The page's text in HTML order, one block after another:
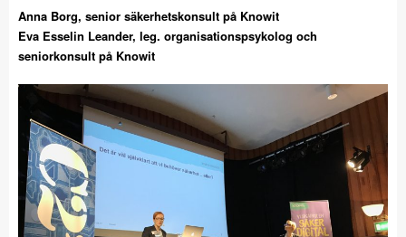
Anna Borg, senior säkerhetskonsult på Knowit
Eva Esselin Leander, leg. organisationspsykolog och
seniorkonsult på Knowit